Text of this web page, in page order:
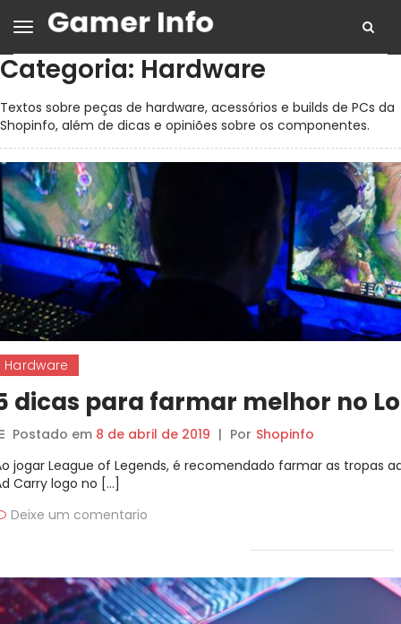
Categoria: Hardware
Textos sobre peças de hardware, acessórios e builds de PCs da
Shopinfo, além de dicas e opiniões sobre os componentes.
Hardware
dicas para farmar melhor no
Postado em 8 de abril de 2019 | Por Shopinfo
jogar League of Legends, é recomendado farmar as tropas
Carry logo no […]
Deixe um comentario